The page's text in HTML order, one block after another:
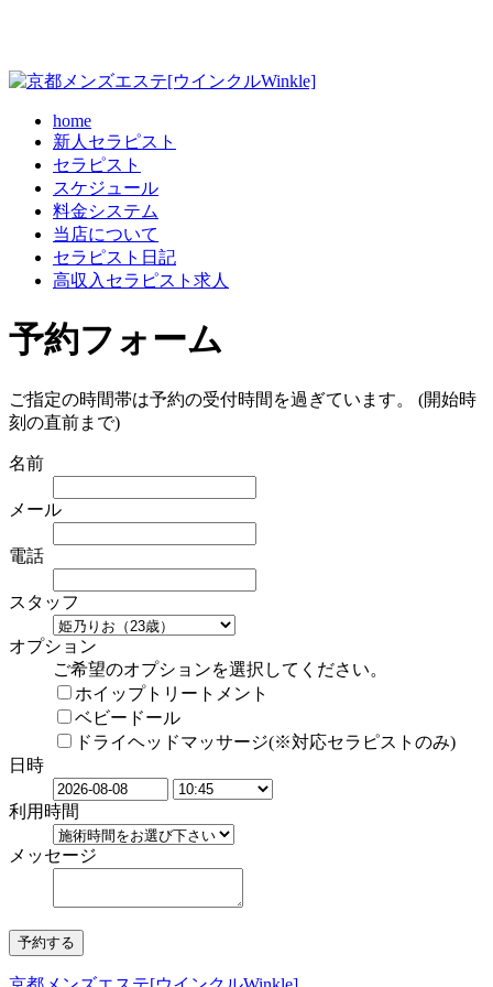
home
新人セラピスト
セラピスト
スケジュール
料金システム
当店について
セラピスト日記
高収入セラピスト求人
予約フォーム
ご指定の時間帯は予約の受付時間を過ぎています。 (開始時
刻の直前まで)
名前
メール
電話
スタッフ
オプション
ご希望のオプションを選択してください。
ホイップトリートメント
ベビードール
ドライヘッドマッサージ(※対応セラピストのみ)
日時
利用時間
メッセージ